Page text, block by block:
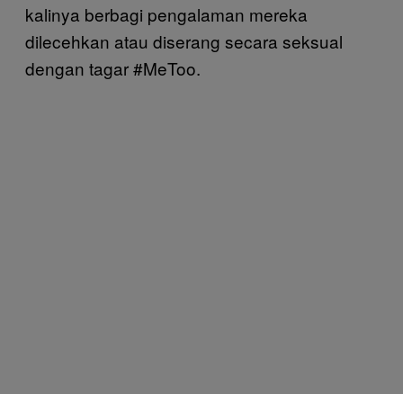
kalinya berbagi pengalaman mereka
dilecehkan atau diserang secara seksual
dengan tagar #MeToo.